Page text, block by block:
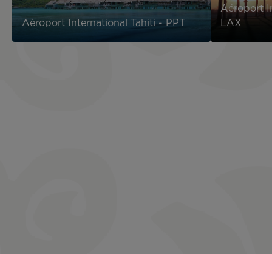
Aéroport International Tahiti - PPT
Aéroport
LAX